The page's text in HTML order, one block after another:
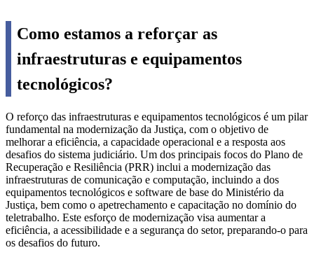
Como estamos a reforçar as
infraestruturas e equipamentos
tecnológicos?
O reforço das infraestruturas e equipamentos tecnológicos é um pilar
fundamental na modernização da Justiça, com o objetivo de
melhorar a eficiência, a capacidade operacional e a resposta aos
desafios do sistema judiciário. Um dos principais focos do Plano de
Recuperação e Resiliência (PRR) inclui a modernização das
infraestruturas de comunicação e computação, incluindo a dos
equipamentos tecnológicos e software de base do Ministério da
Justiça, bem como o apetrechamento e capacitação no domínio do
teletrabalho. Este esforço de modernização visa aumentar a
eficiência, a acessibilidade e a segurança do setor, preparando-o para
os desafios do futuro.